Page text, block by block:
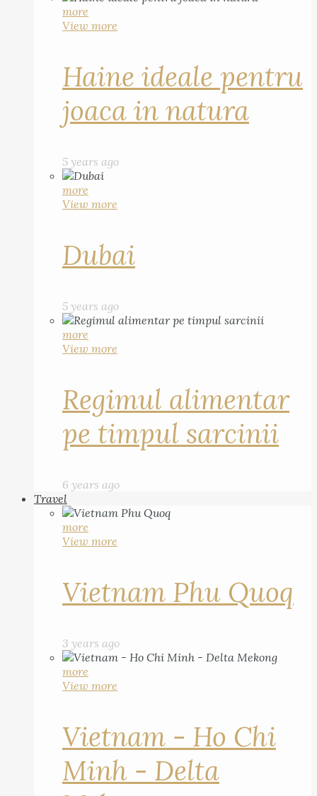
more
View more
Haine ideale pentru
joaca in natura
5 years ago
more
View more
Dubai
5 years ago
more
View more
Regimul alimentar
pe timpul sarcinii
6 years ago
Travel
more
View more
Vietnam Phu Quoq
3 years ago
more
View more
Vietnam - Ho Chi
Minh - Delta